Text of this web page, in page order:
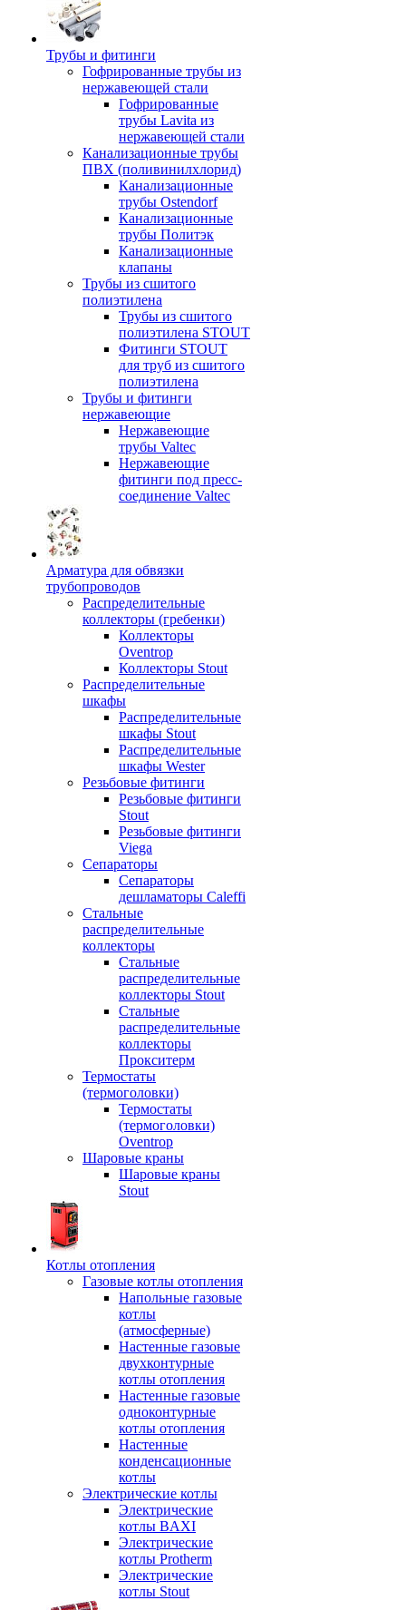
Трубы и фитинги
Гофрированные трубы из
нержавеющей стали
Гофрированные
трубы Lavita из
нержавеющей стали
Канализационные трубы
ПВХ (поливинилхлорид)
Канализационные
трубы Ostendorf
Канализационные
трубы Политэк
Канализационные
клапаны
Трубы из сшитого
полиэтилена
Трубы из сшитого
полиэтилена STOUT
Фитинги STOUT
для труб из сшитого
полиэтилена
Трубы и фитинги
нержавеющие
Нержавеющие
трубы Valtec
Нержавеющие
фитинги под пресс-
соединение Valtec
Арматура для обвязки
трубопроводов
Распределительные
коллекторы (гребенки)
Коллекторы
Oventrop
Коллекторы Stout
Распределительные
шкафы
Распределительные
шкафы Stout
Распределительные
шкафы Wester
Резьбовые фитинги
Резьбовые фитинги
Stout
Резьбовые фитинги
Viega
Сепараторы
Сепараторы
дешламаторы Caleffi
Стальные
распределительные
коллекторы
Стальные
распределительные
коллекторы Stout
Стальные
распределительные
коллекторы
Прокситерм
Термостаты
(термоголовки)
Термостаты
(термоголовки)
Oventrop
Шаровые краны
Шаровые краны
Stout
Котлы отопления
Газовые котлы отопления
Напольные газовые
котлы
(атмосферные)
Настенные газовые
двухконтурные
котлы отопления
Настенные газовые
одноконтурные
котлы отопления
Настенные
конденсационные
котлы
Электрические котлы
Электрические
котлы BAXI
Электрические
котлы Protherm
Электрические
котлы Stout